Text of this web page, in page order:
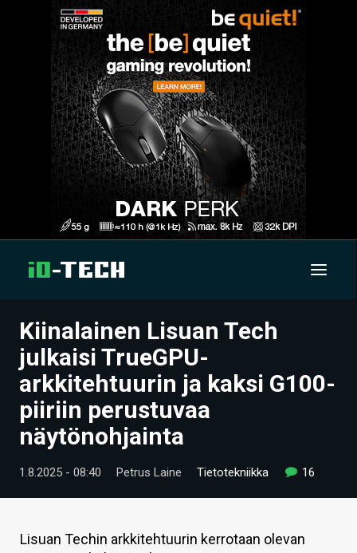
UUTISET
ARTIKKELIT
VIDEOT
TECHBBS
TIETOA
KAUPPA
Kiinalainen Lisuan Tech
julkaisi TrueGPU-
arkkitehtuurin ja kaksi G100-
piiriin perustuvaa
näytönohjainta
1.8.2025 - 08:40 Petrus Laine Tietotekniikka 16
Lisuan Techin arkkitehtuurin kerrotaan olevan